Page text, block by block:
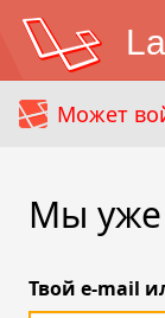
Может
Мы уже
Твой e-mail